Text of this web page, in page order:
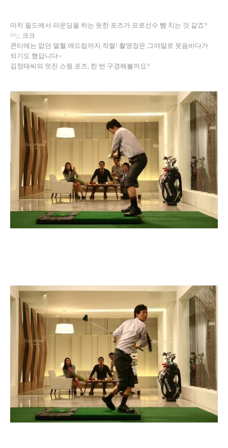
마치 필드에서 라운딩을 하는 듯한 포즈가 프로선수 뺨 치는 것 같죠?
^^;; 크크
콘티에는 없던 열혈 애드립까지 작렬! 촬영장은 그야말로 웃음바다가
되기도 했답니다~
김정태씨의 멋진 스윙 포즈, 한 번 구경해볼까요?